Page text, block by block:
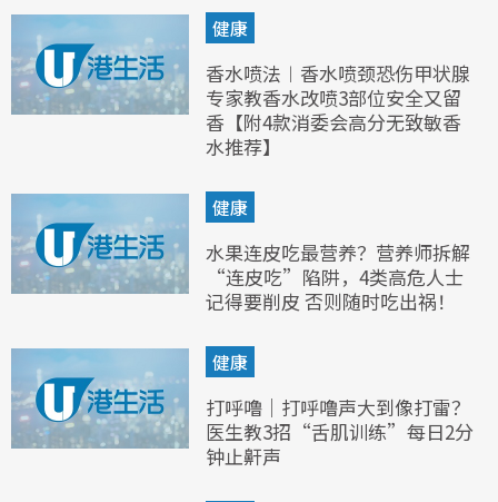
健康
香水喷法︱香水喷颈恐伤甲状腺
专家教香水改喷3部位安全又留
香【附4款消委会高分无致敏香
水推荐】
健康
水果连皮吃最营养？营养师拆解
“连皮吃”陷阱，4类高危人士
记得要削皮 否则随时吃出祸！
健康
打呼噜｜打呼噜声大到像打雷？
医生教3招“舌肌训练”每日2分
钟止鼾声